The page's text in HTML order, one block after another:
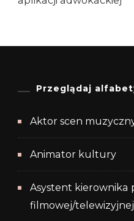
Przeglądaj
Aktor scen
Animator kultury
Asystent kierownika
filmowej/telewizyjnej